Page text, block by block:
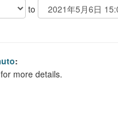
to
:
more details.